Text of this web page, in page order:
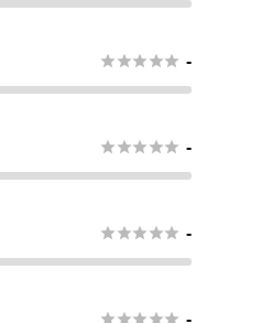
 -
 -
 -
